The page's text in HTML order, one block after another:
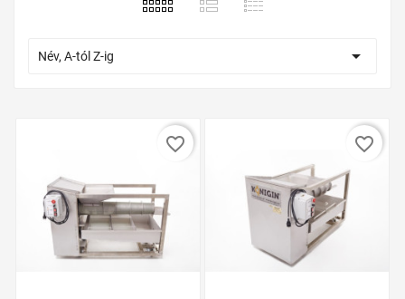
Név, A-tól Z-ig 
favorite_border favorite_border